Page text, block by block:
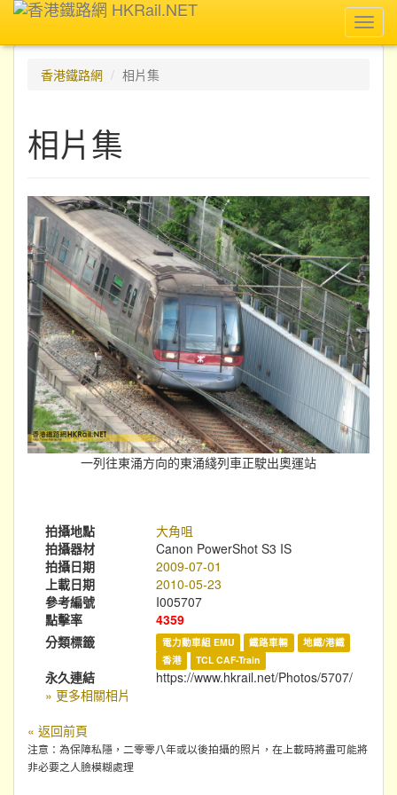
香港鐵路網
相片集
相片集
一列往東涌方向的東涌綫列車正駛出奧運站
拍攝地點
大角咀
拍攝器材
Canon PowerShot S3 IS
拍攝日期
2009-07-01
上載日期
2010-05-23
參考編號
I005707
點擊率
4359
分類標籤
電力動車組 EMU 鐵路車輛
地鐵/港鐵
香港
TCL CAF-Train
永久連結
https://www.hkrail.net/Photos/5707/
» 更多相關相片
« 返回前頁
注意：為保障私隱，二零零八年或以後拍攝的照片，在上載時將盡可能將
非必要之人臉模糊處理